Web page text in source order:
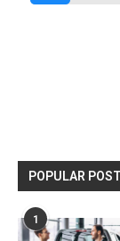
POPULAR
1